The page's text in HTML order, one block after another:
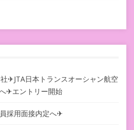
✈JTA日本トランスオーシャン航空
✈エントリー開始
採用面接内定へ✈